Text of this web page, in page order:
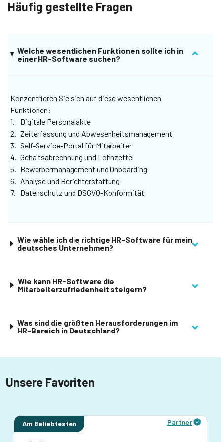
Häufig gestellte Fragen
Welche wesentlichen Funktionen sollte ich in
einer HR-Software suchen?
Konzentrieren Sie sich auf diese wesentlichen
Funktionen:
Digitale Personalakte
Zeiterfassung und Abwesenheitsmanagement
Self-Service-Portal für Mitarbeiter
Gehaltsabrechnung und Lohnzettel
Bewerbermanagement und Onboarding
Analyse und Berichterstattung
Datenschutz und DSGVO-Konformität
Wie wähle ich die richtige HR-Software für mein
deutsches Unternehmen?
Wie kann HR-Software die
Mitarbeiterzufriedenheit steigern?
Was sind die größten Herausforderungen im
HR-Bereich in Deutschland?
Unsere Favoriten
Am Beliebtesten Partner